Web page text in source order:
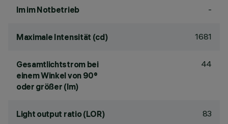
lm im Notbetrieb -
Maximale Intensität (cd) 1681
Gesamtlichtstrom bei
einem Winkel von 90°
oder größer (lm)
44
Light output ratio (LOR) 83